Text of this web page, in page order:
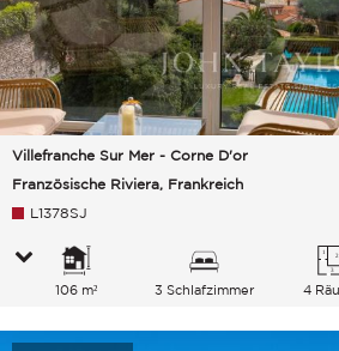
Villefranche Sur Mer - Corne D'or
Französische Riviera, Frankreich
L1378SJ
106 m² 3 Schlafzimmer 4